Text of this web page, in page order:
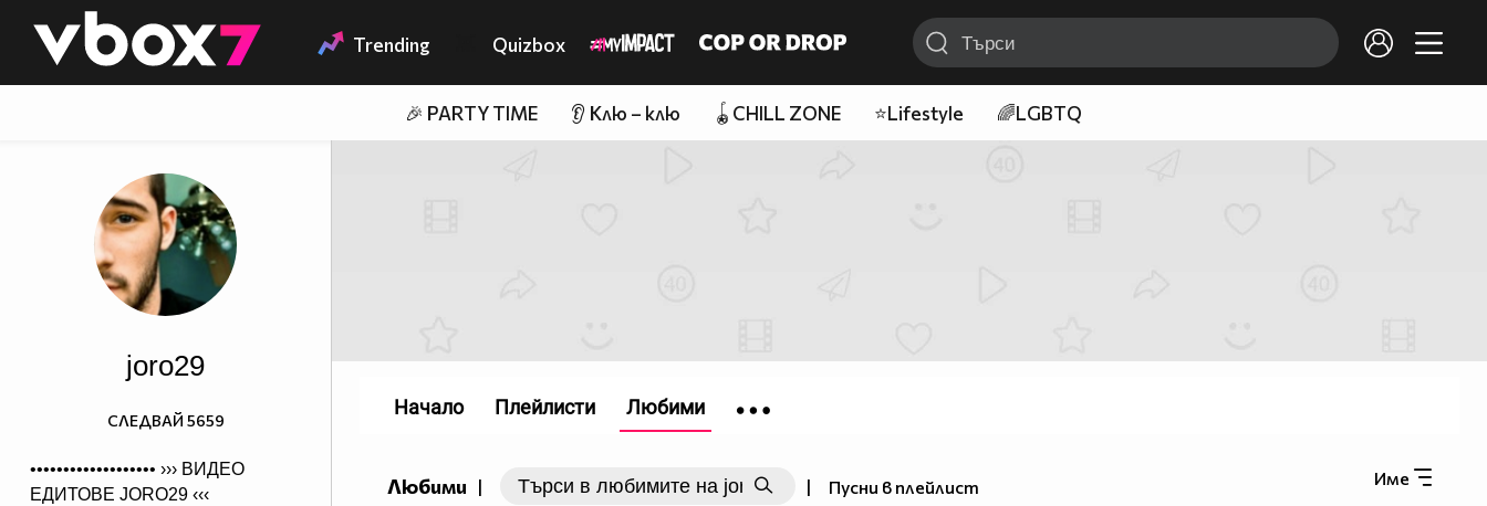
👾 Trending Quizbox
🎉 PARTY TIME 👂 Клю – клю 🪀CHILL ZONE ⭐Lifestyle 🌈LGBTQ
joro29
••••••••••••••••••• ››› ВИДЕО
ЕДИТОВЕ JORO29 ‹‹‹
СЛЕДВАЙ 5659
Любими | | Пусни в плейлист Име
Начало Плейлисти Любими